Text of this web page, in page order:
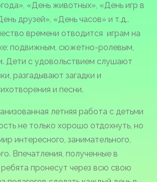
«День животных», «День игр в
друзей», «День часов» и т.д..
времени отводится играм на
подвижным, сюжетно-ролевым,
Дети с удовольствием слушают
разгадывают загадки и
и песни.
летняя работа с детьми
не только хорошо отдохнуть, но
интересного, занимательного,
Впечатления, полученные в
пронесут через всю свою